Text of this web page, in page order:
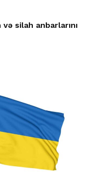
silah anbarlarını